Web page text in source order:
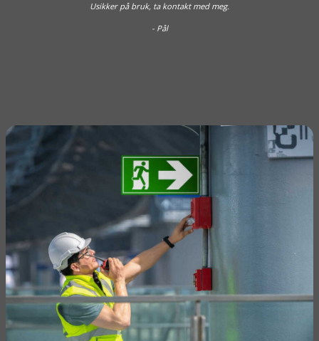
Usikker på bruk, ta kontakt med meg.
- Pål